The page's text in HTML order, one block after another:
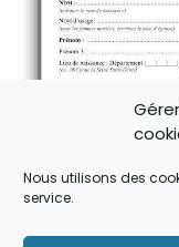
Nous utilisons des
service.
Si vous devez